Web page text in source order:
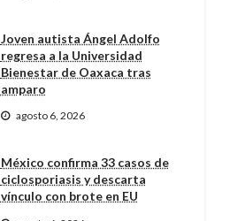
Joven autista Ángel Adolfo
regresa a la Universidad
Bienestar de Oaxaca tras
amparo
agosto 6, 2026
México confirma 33 casos de
ciclosporiasis y descarta
vínculo con brote en EU